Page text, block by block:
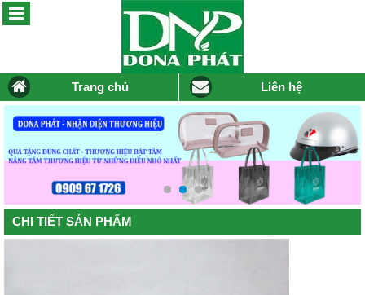
Trang chủ Liên hệ
CHI TIẾT SẢN PHẨM